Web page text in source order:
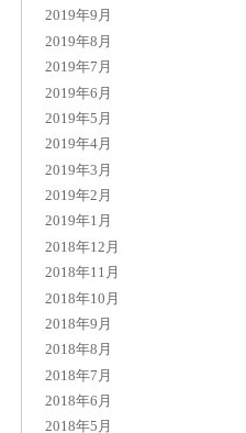
2019年9月
2019年8月
2019年7月
2019年6月
2019年5月
2019年4月
2019年3月
2019年2月
2019年1月
2018年12月
2018年11月
2018年10月
2018年9月
2018年8月
2018年7月
2018年6月
2018年5月